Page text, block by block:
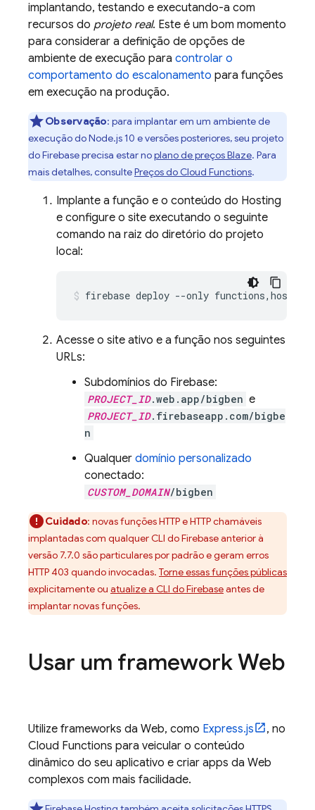
implantando, testando e executando-a com
recursos do projeto real. Este é um bom momento
para considerar a definição de opções de
ambiente de execução para controlar o
comportamento do escalonamento para funções
em execução na produção.
Observação: para implantar em um ambiente de
execução do Node.js 10 e versões posteriores, seu projeto
do Firebase precisa estar noplano de preços Blaze. Para
mais detalhes, consultePreços do Cloud Functions.
Implante a função e o conteúdo do Hosting
e configure o site executando o seguinte
comando na raiz do diretório do projeto
local:
firebase deploy --only functions,hosting
Acesse o site ativo e a função nos seguintes
URLs:
Subdomínios do Firebase:
PROJECT_ID.web.app/bigben e
PROJECT_ID.firebaseapp.com/bigbe
n
Qualquer domínio personalizado
conectado:
CUSTOM_DOMAIN/bigben
Cuidado: novas funções HTTP e HTTP chamáveis
implantadas com qualquer CLI doFirebaseanterior à
versão 7.7.0 são particulares por padrão e geram erros
HTTP 403 quando invocadas. Torne essas funções públicas
explicitamente ou atualize a CLI doFirebaseantes de
implantar novas funções.
Usar um framework Web
Utilize frameworks da Web, como Express.js
, no
Cloud Functions para veicular o conteúdo
dinâmico do seu aplicativo e criar apps da Web
complexos com mais facilidade.